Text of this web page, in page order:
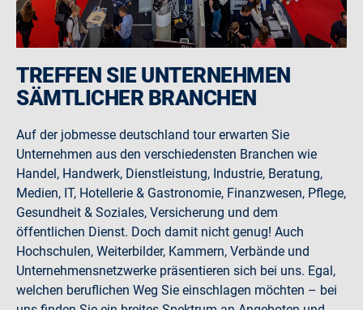
TREFFEN SIE UNTERNEHMEN
SÄMTLICHER BRANCHEN
Auf der jobmesse deutschland tour erwarten Sie
Unternehmen aus den verschiedensten Branchen wie
Handel, Handwerk, Dienstleistung, Industrie, Beratung,
Medien, IT, Hotellerie & Gastronomie, Finanzwesen, Pflege,
Gesundheit & Soziales, Versicherung und dem
öffentlichen Dienst. Doch damit nicht genug! Auch
Hochschulen, Weiterbilder, Kammern, Verbände und
Unternehmensnetzwerke präsentieren sich bei uns. Egal,
welchen beruflichen Weg Sie einschlagen möchten – bei